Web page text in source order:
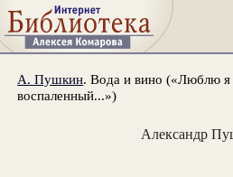
А. Пушкин. Вода и вино («Люблю я
воспаленный...»)
Александр